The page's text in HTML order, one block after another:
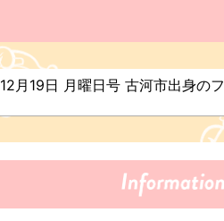
12月19日 月曜日号 古河市出身の